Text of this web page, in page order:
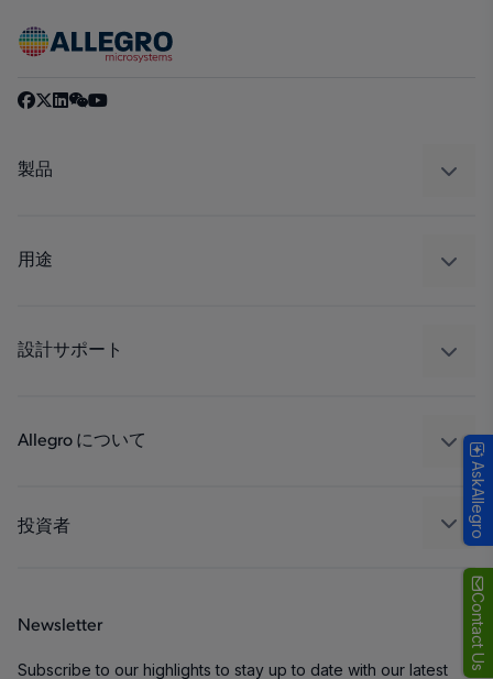
Contact Us
製品
レギュレート
用途
工業
設計サポート
パッケージング
Allegro について
キャリア
お問い合わせ先
投資者
Newsletter
Subscribe to our highlights to stay up to date with our latest
AskAllegro